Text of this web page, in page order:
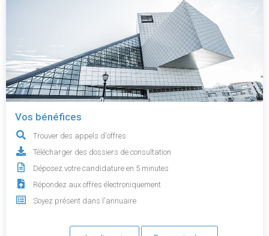
Vos bénéfices
Trouver des appels d'offres
Télécharger des dossiers de consultation
Déposez votre candidature en 5 minutes
Répondez aux offres électroniquement
Soyez présent dans l'annuaire